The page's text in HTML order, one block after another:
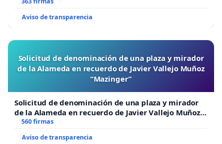
motivada por la gravedad de los hechos y la capacidad
de evadir o dilatar el proceso penal con artilugios
jurídicos.
María Gutiérrez
Alvarado y la Magistrada de la Sala Constitucional, así
como Coordinadora de la
Comisión Nacional de Justicia de Género del Poder
Aviso de transparencia
Solicitud de denominación de una plaza y mirador
de la Alameda en recuerdo de Javier Vallejo Muñoz
“Mazinger”
Solicitud de denominación de una plaza y mirador
de la Alameda en recuerdo de Javier Vallejo Muñoz
“Mazinger”
560 firmas
Aviso de transparencia